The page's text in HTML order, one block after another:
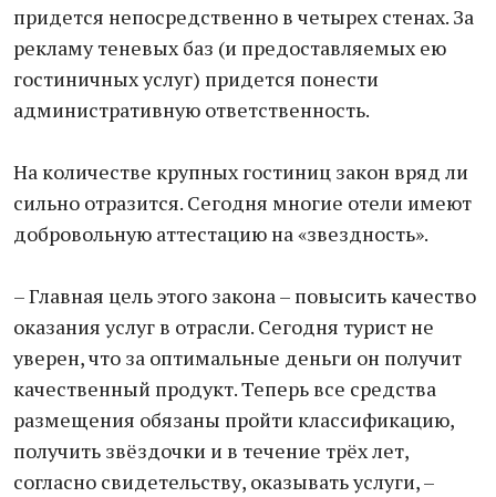
придется непосредственно в четырех стенах. За
рекламу теневых баз (и предоставляемых ею
гостиничных услуг) придется понести
административную ответственность.
На количестве крупных гостиниц закон вряд ли
сильно отразится. Сегодня многие отели имеют
добровольную аттестацию на «звездность».
– Главная цель этого закона – повысить качество
оказания услуг в отрасли. Сегодня турист не
уверен, что за оптимальные деньги он получит
качественный продукт. Теперь все средства
размещения обязаны пройти классификацию,
получить звёздочки и в течение трёх лет,
согласно свидетельству, оказывать услуги, –